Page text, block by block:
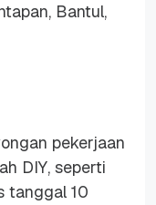
Bantul,
pekerjaan
DIY, seperti
tanggal 10